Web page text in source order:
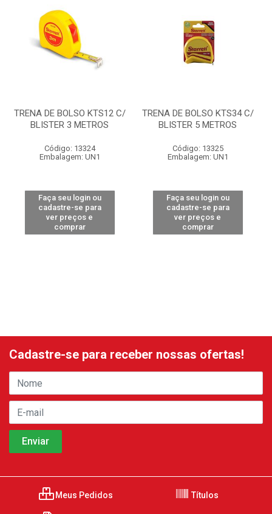
TRENA DE BOLSO KTS12 C/
BLISTER 3 METROS
Código: 13324
Embalagem: UN1
Faça seu login ou
cadastre-se para
ver preços e
comprar
TRENA DE BOLSO KTS34 C/
BLISTER 5 METROS
Código: 13325
Embalagem: UN1
Faça seu login ou
cadastre-se para
ver preços e
comprar
Cadastre-se para receber nossas ofertas!
Meus Pedidos Títulos